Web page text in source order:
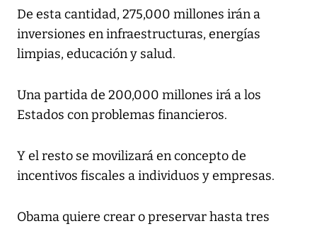
De esta cantidad, 275,000 millones irán a
inversiones en infraestructuras, energías
limpias, educación y salud.
Una partida de 200,000 millones irá a los
Estados con problemas financieros.
Y el resto se movilizará en concepto de
incentivos fiscales a individuos y empresas.
Obama quiere crear o preservar hasta tres